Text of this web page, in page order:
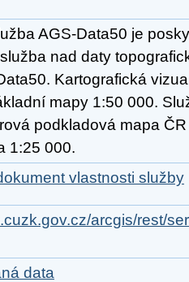
AGS-Data50 je
nad daty
Kartografická
mapy 1:50 000.
podkladová mapa
1:25 000.
vlastnosti služby
arcgis/rest/
data